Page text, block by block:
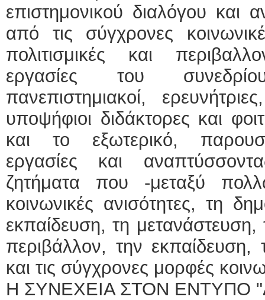
επιστημονικού διαλόγου
από τις σύγχρονες
πολιτισμικές και
εργασίες του
πανεπιστημιακοί,
υποψήφιοι διδάκτορες και
και το εξωτερικό,
εργασίες και
ζητήματα που -μεταξύ
κοινωνικές ανισότητες, τη
εκπαίδευση, τη
περιβάλλον, την εκπαίδευση,
και τις σύγχρονες μορφές
Η ΣΥΝΕΧΕΙΑ ΣΤΟΝ ΕΝΤΥΠΟ